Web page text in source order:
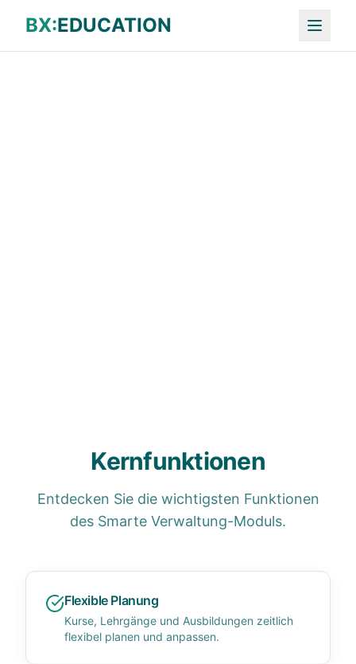
BX:EDUCATION
Kernfunktionen
Entdecken Sie die wichtigsten Funktionen
des Smarte Verwaltung-Moduls.
Flexible Planung
Kurse, Lehrgänge und Ausbildungen zeitlich
flexibel planen und anpassen.